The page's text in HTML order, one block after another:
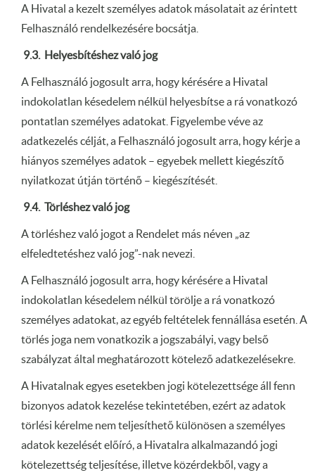
A Hivatal a kezelt személyes adatok másolatait az érintett
Felhasználó rendelkezésére bocsátja.
9.3. Helyesbítéshez való jog
A Felhasználó jogosult arra, hogy kérésére a Hivatal
indokolatlan késedelem nélkül helyesbítse a rá vonatkozó
pontatlan személyes adatokat. Figyelembe véve az
adatkezelés célját, a Felhasználó jogosult arra, hogy kérje a
hiányos személyes adatok – egyebek mellett kiegészítő
nyilatkozat útján történő – kiegészítését.
9.4. Törléshez való jog
A törléshez való jogot a Rendelet más néven „az
elfeledtetéshez való jog”-nak nevezi.
A Felhasználó jogosult arra, hogy kérésére a Hivatal
indokolatlan késedelem nélkül törölje a rá vonatkozó
személyes adatokat, az egyéb feltételek fennállása esetén. A
törlés joga nem vonatkozik a jogszabályi, vagy belső
szabályzat által meghatározott kötelező adatkezelésekre.
A Hivatalnak egyes esetekben jogi kötelezettsége áll fenn
bizonyos adatok kezelése tekintetében, ezért az adatok
törlési kérelme nem teljesíthető különösen a személyes
adatok kezelését előíró, a Hivatalra alkalmazandó jogi
kötelezettség teljesítése, illetve közérdekből, vagy a